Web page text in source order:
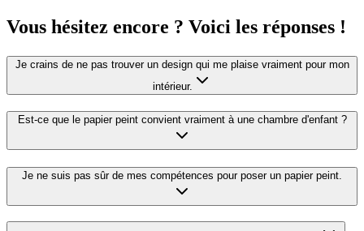
Vous hésitez encore ? Voici les réponses !
Je crains de ne pas trouver un design qui me plaise vraiment pour mon
intérieur.
Est-ce que le papier peint convient vraiment à une chambre d'enfant ?
Je ne suis pas sûr de mes compétences pour poser un papier peint.